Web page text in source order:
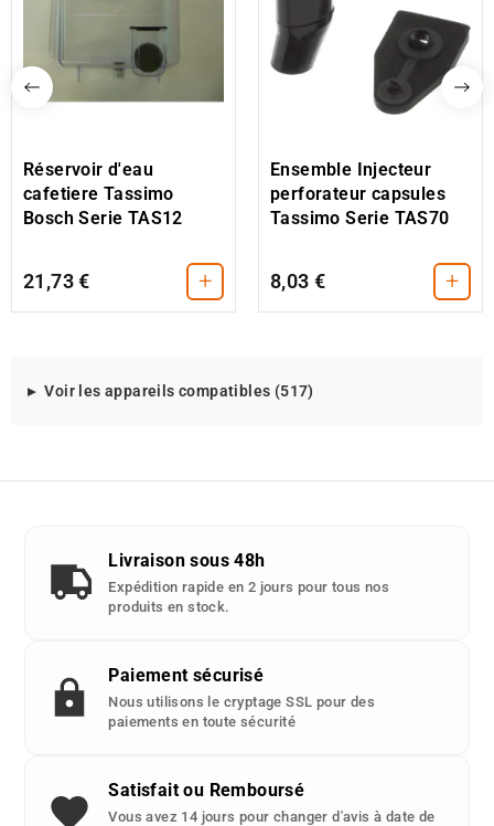
Réservoir d'eau
cafetiere Tassimo
Bosch Serie TAS12
21,73 € +
Ensemble Injecteur
perforateur capsules
Tassimo Serie TAS70
8,03 € +
Modeles
Voir les appareils compatibles (517)
Livraison sous 48h
Expédition rapide en 2 jours pour tous nos
produits en stock.
Paiement sécurisé
Nous utilisons le cryptage SSL pour des
paiements en toute sécurité
Satisfait ou Remboursé
Vous avez 14 jours pour changer d'avis à date de